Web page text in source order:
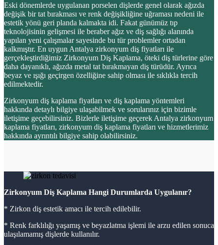
Eski dönemlerde uygulanan porselen dişlerde genel olarak ağızda
değişik bir tat bırakması ve renk değişikliğine uğraması nedeni ile
estetik yönü geri planda kalmakta idi. Fakat günümüz tıp
teknolojisinin gelişmesi ile beraber ağız ve diş sağlığı alanında
yapılan yeni çalışmalar sayesinde bu tür problemler ortadan
kalkmıştır. En uygun Antalya zirkonyum diş fiyatları ile
gerçekleştirdiğimiz Zirkonyum Diş Kaplama, öteki diş türlerine göre
daha dayanıklı, ağızda metal tat bırakmayan diş türüdür. Ayrıca
beyaz ve ışığı geçirgen özelliğine sahip olması ile sıklıkla tercih
edilmektedir.
Zirkonyum diş kaplama fiyatları ve diş kaplama yöntemleri
hakkında detaylı bilgiye ulaşabilmek ve sorularınız için bizimle
iletişime geçebilirsiniz. Bizlerle iletişime geçerek Antalya zirkonyum
kaplama fiyatları, zirkonyum diş kaplama fiyatları ve hizmetlerimiz
hakkında ayrıntılı bilgiye sahip olabilirsiniz.
Zirkonyum Diş Kaplama Hangi Durumlarda Uygulanır?
* Zirkon diş estetik amacı ile tercih edilebilir.
* Renk farklılığı yaşamış ve beyazlatma işlemi ile arzu edilen sonuca
ulaşılamamış dişlerde kullanılır.